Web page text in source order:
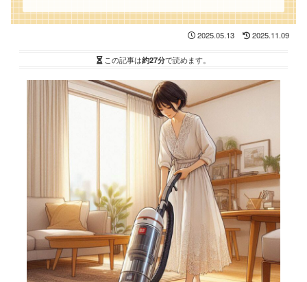
2025.05.13 2025.11.09
この記事は約27分で読めます。